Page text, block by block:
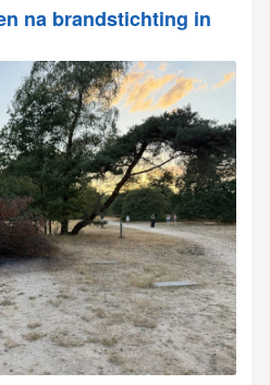
na brandstichting in